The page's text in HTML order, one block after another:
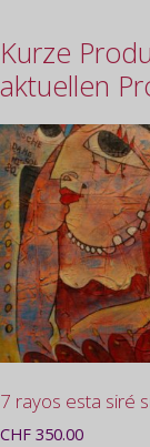
Kurze
aktuellen
7 rayos esta siré
CHF 350.00